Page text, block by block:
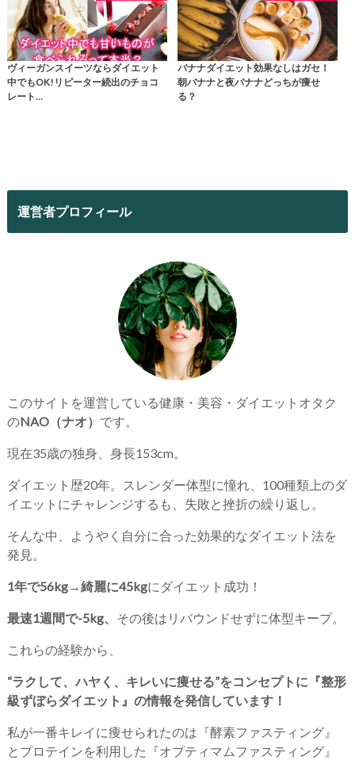
ヴィーガンスイーツならダイエット
中でもOK!リピーター続出のチョコ
レート…
バナナダイエット効果なしはガセ！
朝バナナと夜バナナどっちが痩せ
る？
運営者プロフィール
このサイトを運営している健康・美容・ダイエットオタク
のNAO（ナオ） です。
現在35歳の独身、身長153cm。
ダイエット歴20年。スレンダー体型に憧れ、100種類上のダ
イエットにチャレンジするも、失敗と挫折の繰り返し。
そんな中、ようやく自分に合った効果的なダイエット法を
発見。
1年で56kg→綺麗に45kgにダイエット成功！
最速1週間で-5kg、 その後はリバウンドせずに体型キープ。
これらの経験から、
“ラクして、ハヤく、キレいに痩せる”をコンセプトに『整形
級ずぼらダイエット』の情報を発信しています！
私が一番キレイに痩せられたのは『酵素ファスティング』
とプロテインを利用した『オプティマムファスティング』